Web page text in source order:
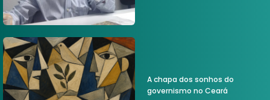
A chapa dos sonhos do
governismo no Ceará